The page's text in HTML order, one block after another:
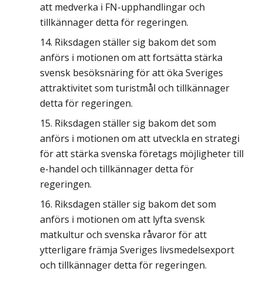
att medverka i FN-upphandlingar och
tillkännager detta för regeringen.
Riksdagen ställer sig bakom det som
anförs i motionen om att fortsätta stärka
svensk besöksnäring för att öka Sveriges
attraktivitet som turistmål och tillkännager
detta för regeringen.
Riksdagen ställer sig bakom det som
anförs i motionen om att utveckla en strategi
för att stärka svenska företags möjligheter till
e-handel och tillkännager detta för
regeringen.
Riksdagen ställer sig bakom det som
anförs i motionen om att lyfta svensk
matkultur och svenska råvaror för att
ytterligare främja Sveriges livsmedelsexport
och tillkännager detta för regeringen.